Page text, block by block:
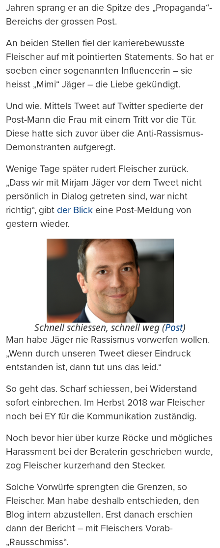
Jahren sprang er an die Spitze des „Propaganda“-
Bereichs der grossen Post.
An beiden Stellen fiel der karrierebewusste
Fleischer auf mit pointierten Statements. So hat er
soeben einer sogenannten Influencerin – sie
heisst „Mimi“ Jäger – die Liebe gekündigt.
Und wie. Mittels Tweet auf Twitter spedierte der
Post-Mann die Frau mit einem Tritt vor die Tür.
Diese hatte sich zuvor über die Anti-Rassismus-
Demonstranten aufgeregt.
Wenige Tage später rudert Fleischer zurück.
„Dass wir mit Mirjam Jäger vor dem Tweet nicht
persönlich in Dialog getreten sind, war nicht
richtig“, gibt der Blick eine Post-Meldung von
gestern wieder.
Schnell schiessen, schnell weg (Post)
Man habe Jäger nie Rassismus vorwerfen wollen.
„Wenn durch unseren Tweet dieser Eindruck
entstanden ist, dann tut uns das leid.“
So geht das. Scharf schiessen, bei Widerstand
sofort einbrechen. Im Herbst 2018 war Fleischer
noch bei EY für die Kommunikation zuständig.
Noch bevor hier über kurze Röcke und mögliches
Harassment bei der Beraterin geschrieben wurde,
zog Fleischer kurzerhand den Stecker.
Solche Vorwürfe sprengten die Grenzen, so
Fleischer. Man habe deshalb entschieden, den
Blog intern abzustellen. Erst danach erschien
dann der Bericht – mit Fleischers Vorab-
„Rausschmiss“.